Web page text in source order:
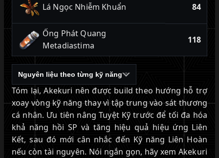
Lá Ngọc Nhiễm Khuẩn 84
Ống Phát Quang
Metadiastima
118
Nguyên liệu theo từng kỹ năng
Tóm lại, Akekuri nên được build theo hướng hỗ trợ
xoay vòng kỹ năng thay vì tập trung vào sát thương
cá nhân. Ưu tiên nâng Tuyệt Kỹ trước để tối đa hóa
khả năng hồi SP và tăng hiệu quả hiệu ứng Liên
Kết, sau đó mới cân nhắc đến Kỹ năng Liên Hoàn
nếu còn tài nguyên. Nói ngắn gọn, hãy xem Akekuri